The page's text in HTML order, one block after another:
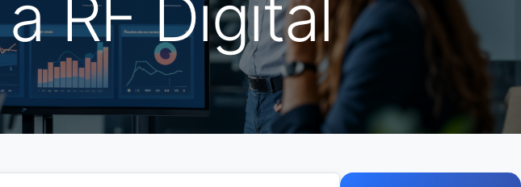
RF Digital